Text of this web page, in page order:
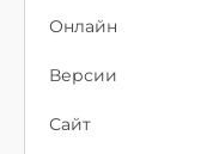
Онлайн
Версии
Сайт